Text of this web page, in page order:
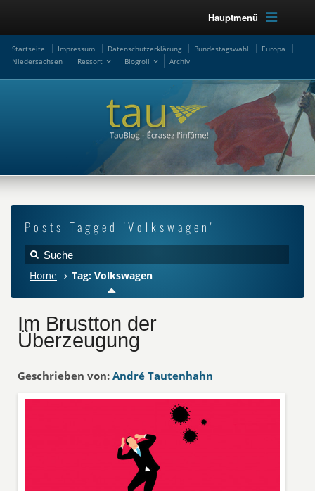
Hauptmenü
Startseite Impressum Datenschutzerklärung Bundestagswahl
Europa
Niedersachsen
Ressort Blogroll Archiv
Posts Tagged 'Volkswagen'
Home Tag: Volkswagen
Im Brustton der
Überzeugung
Geschrieben von: André Tautenhahn